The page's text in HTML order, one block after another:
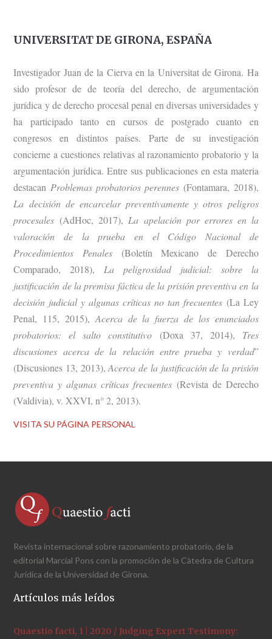
UNIVERSITAT DE GIRONA, ESPAÑA
Investigador Juan de la Cierva en la Universitat de Girona. Ha
sido profesor de de teoría del derecho, de argumentación
jurídica y de derecho procesal penal en diversas universidades y
ha participado tanto en cursos de postgrado cuanto en
congresos en distintos países. Parte de su investigación
concierne a cuestiones relativas al razonamiento probatorio y la
argumentación jurídica. Entre sus publicaciones en esta materia
destacan Problemas probatorios perennes (Fontamara, 2018),
La decisión de encarcelar preventivamente y otros peligros
procesales (AdHoc, 2017),La apelación por errores en la
valoración de la prueba en el Código Nacional de
Procedimientos Penales (Boletín Mexicano de Derecho
Comparado, 2018),La peligrosidad judicial: sobre la
justificación de la premisa fáctica de la prisión preventiva en la
decisión judicial y algunas críticas no tan frecuentes(La Ley
Penal, 115, 2015),Acerca de la fuerza de los enunciados
probatorios: el salto constitutivo (Doxa 37, 2014), Tres
discusiones acerca de la relación entre prueba y verdad”
(Discusiones 13, 2013),Acerca de la justificación de la prisión
preventiva y algunas críticas frecuentes(Revista de Derecho
(Valdivia), v. XXVI, n° 2, 2013).
VISITA SU PÁGINA PERSONAL
Revista internacional sobre razonamiento probatorio, de la
editorial Marcial Pons con la promoción de la Càtedra de Cultura
Jurídica de la Universidad de Girona.
Artículos más leídos
Quaestio facti, 1 | 2020 / Judging Expert Testimony: